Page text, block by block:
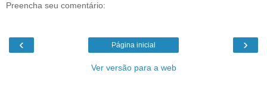
Preencha seu comentário:
‹ ›
Página inicial
Ver versão para a web